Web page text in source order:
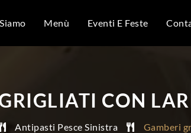
Menù Eventi E Feste
CON
Antipasti Pesce Sinistra Gamberi